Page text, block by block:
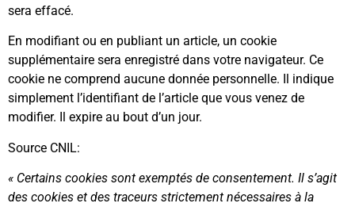
sera effacé.
En modifiant ou en publiant un article, un cookie
supplémentaire sera enregistré dans votre navigateur. Ce
cookie ne comprend aucune donnée personnelle. Il indique
simplement l’identifiant de l’article que vous venez de
modifier. Il expire au bout d’un jour.
Source CNIL:
« Certains cookies sont exemptés de consentement. Il s’agit
des cookies et des traceurs strictement nécessaires à la